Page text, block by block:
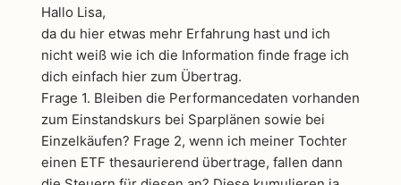
Hallo Lisa,
da du hier etwas mehr Erfahrung hast und ich
nicht weiß wie ich die Information finde frage ich
dich einfach hier zum Übertrag.
Frage 1. Bleiben die Performancedaten vorhanden
zum Einstandskurs bei Sparplänen sowie bei
Einzelkäufen? Frage 2, wenn ich meiner Tochter
einen ETF thesaurierend übertrage, fallen dann